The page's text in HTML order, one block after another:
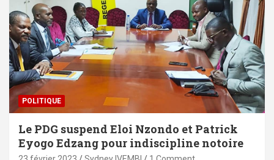
POLITIQUE
Le PDG suspend Eloi Nzondo et Patrick
Eyogo Edzang pour indiscipline notoire